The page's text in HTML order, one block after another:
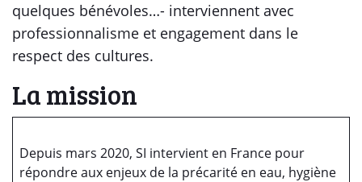
quelques bénévoles…- interviennent avec
professionnalisme et engagement dans le
respect des cultures.
La mission
Depuis mars 2020, SI intervient en France pour
répondre aux enjeux de la précarité en eau, hygiène